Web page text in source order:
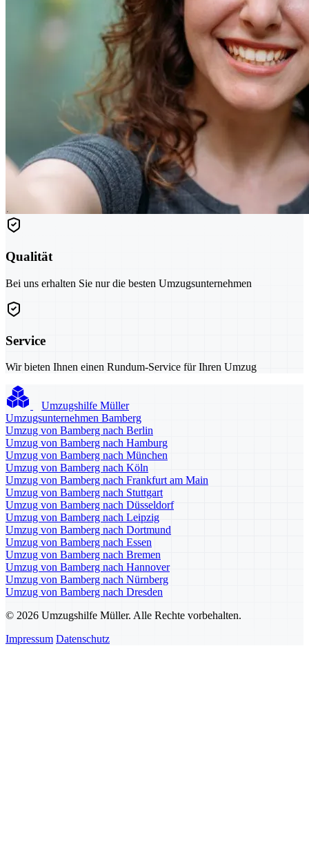
Qualität
Bei uns erhalten Sie nur die besten Umzugsunternehmen
Service
Wir bieten Ihnen einen Rundum-Service für Ihren Umzug
Umzugshilfe Müller
Umzugsunternehmen Bamberg
Umzug von Bamberg nach Berlin
Umzug von Bamberg nach Hamburg
Umzug von Bamberg nach München
Umzug von Bamberg nach Köln
Umzug von Bamberg nach Frankfurt am Main
Umzug von Bamberg nach Stuttgart
Umzug von Bamberg nach Düsseldorf
Umzug von Bamberg nach Leipzig
Umzug von Bamberg nach Dortmund
Umzug von Bamberg nach Essen
Umzug von Bamberg nach Bremen
Umzug von Bamberg nach Hannover
Umzug von Bamberg nach Nürnberg
Umzug von Bamberg nach Dresden
© 2026 Umzugshilfe Müller. Alle Rechte vorbehalten.
Impressum Datenschutz